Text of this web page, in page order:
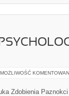
MOŻLIWOŚĆ
Zdobienia